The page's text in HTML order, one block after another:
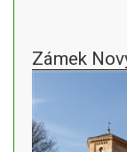
Zámek